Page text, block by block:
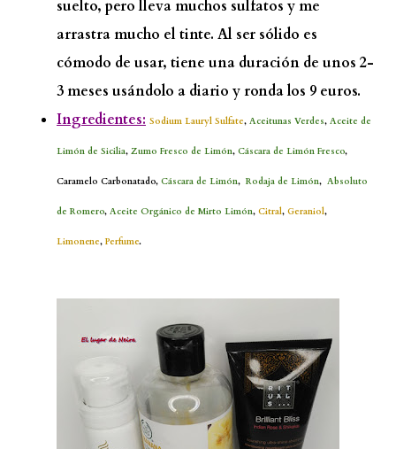
suelto, pero lleva muchos sulfatos y me
arrastra mucho el tinte. Al ser sólido es
cómodo de usar, tiene una duración de unos 2-
3 meses usándolo a diario y ronda los 9 euros.
Ingredientes: Sodium Lauryl Sulfate, Aceitunas Verdes, Aceite de
Limón de Sicilia, Zumo Fresco de Limón, Cáscara de Limón Fresco,
Caramelo Carbonatado, Cáscara de Limón, Rodaja de Limón, Absoluto
de Romero, Aceite Orgánico de Mirto Limón, Citral, Geraniol,
Limonene, Perfume.